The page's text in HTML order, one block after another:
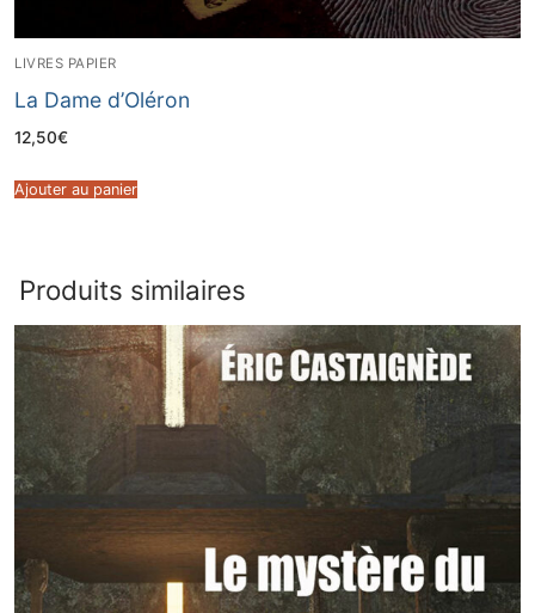
LIVRES PAPIER
La Dame d’Oléron
12,50€
Ajouter au panier
Produits similaires